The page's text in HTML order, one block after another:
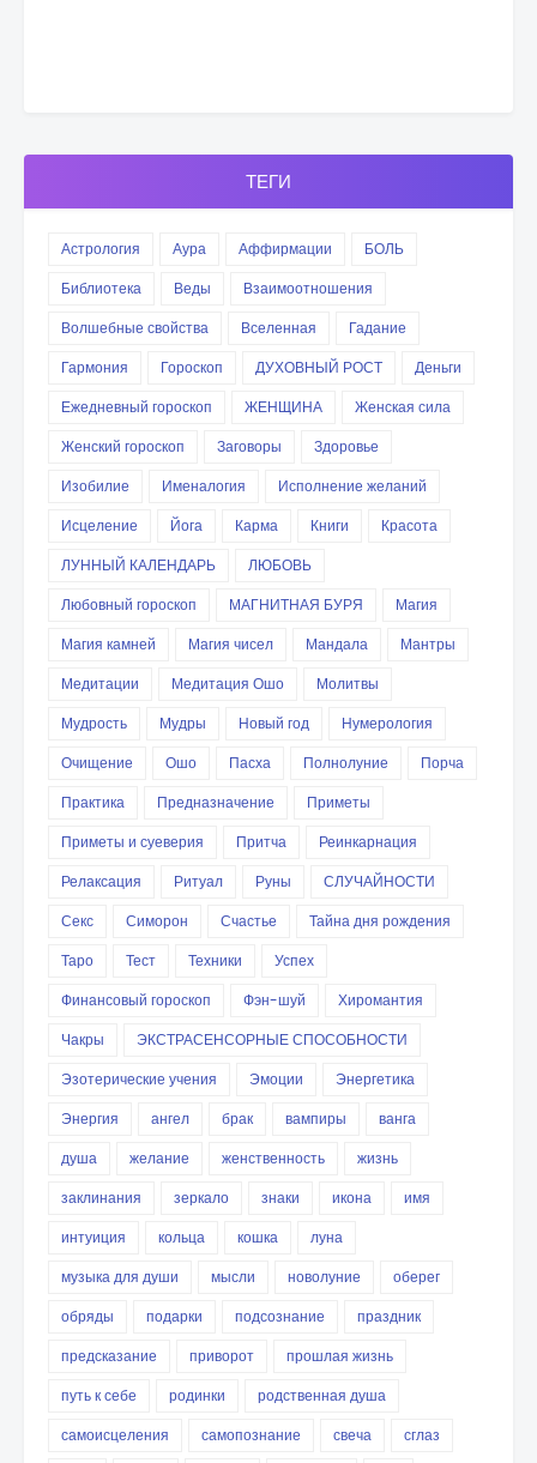
ТЕГИ
Астрология Аура Аффирмации
БОЛЬ
Библиотека
Веды
Взаимоотношения
Волшебные свойства
Вселенная
Гадание
Гармония
Гороскоп ДУХОВНЫЙ РОСТ
Деньги
Ежедневный гороскоп
ЖЕНЩИНА
Женская сила
Женский гороскоп
Заговоры
Здоровье
Изобилие
Именалогия
Исполнение желаний
Исцеление
Йога Карма Книги
Красота
ЛУННЫЙ КАЛЕНДАРЬ
ЛЮБОВЬ
Любовный гороскоп
МАГНИТНАЯ БУРЯ
Магия
Магия камней
Магия чисел Мандала
Мантры
Медитации
Медитация Ошо
Молитвы
Мудрость
Мудры Новый год
Нумерология
Очищение
Ошо Пасха Полнолуние
Порча
Практика
Предназначение
Приметы
Приметы и суеверия
Притча
Реинкарнация
Релаксация
Ритуал Руны
СЛУЧАЙНОСТИ
Секс
Симорон Счастье
Тайна дня рождения
Таро
Тест Техники
Успех
Финансовый гороскоп
Фэн-шуй
Хиромантия
Чакры
ЭКСТРАСЕНСОРНЫЕ СПОСОБНОСТИ
Эзотерические учения
Эмоции
Энергетика
Энергия
ангел брак вампиры
ванга
душа
желание женственность
жизнь
заклинания
зеркало знаки икона
имя
интуиция
кольца кошка
луна
музыка для души
мысли новолуние
оберег
обряды
подарки подсознание
праздник
предсказание
приворот
прошлая жизнь
путь к себе
родинки
родственная душа
самоисцеления
самопознание свеча
сглаз